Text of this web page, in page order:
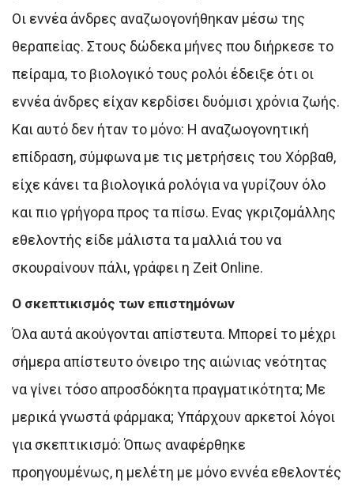
Οι εννέα άνδρες αναζωογονήθηκαν μέσω της
θεραπείας. Στους δώδεκα μήνες που διήρκεσε το
πείραμα, το βιολογικό τους ρολόι έδειξε ότι οι
εννέα άνδρες είχαν κερδίσει δυόμισι χρόνια ζωής.
Και αυτό δεν ήταν το μόνο: Η αναζωογονητική
επίδραση, σύμφωνα με τις μετρήσεις του Χόρβαθ,
είχε κάνει τα βιολογικά ρολόγια να γυρίζουν όλο
και πιο γρήγορα προς τα πίσω. Ενας γκριζομάλλης
εθελοντής είδε μάλιστα τα μαλλιά του να
σκουραίνουν πάλι, γράφει η Zeit Online.
Ο σκεπτικισμός των επιστημόνων
Όλα αυτά ακούγονται απίστευτα. Μπορεί το μέχρι
σήμερα απίστευτο όνειρο της αιώνιας νεότητας
να γίνει τόσο απροσδόκητα πραγματικότητα; Με
μερικά γνωστά φάρμακα; Υπάρχουν αρκετοί λόγοι
για σκεπτικισμό: Όπως αναφέρθηκε
προηγουμένως, η μελέτη με μόνο εννέα εθελοντές